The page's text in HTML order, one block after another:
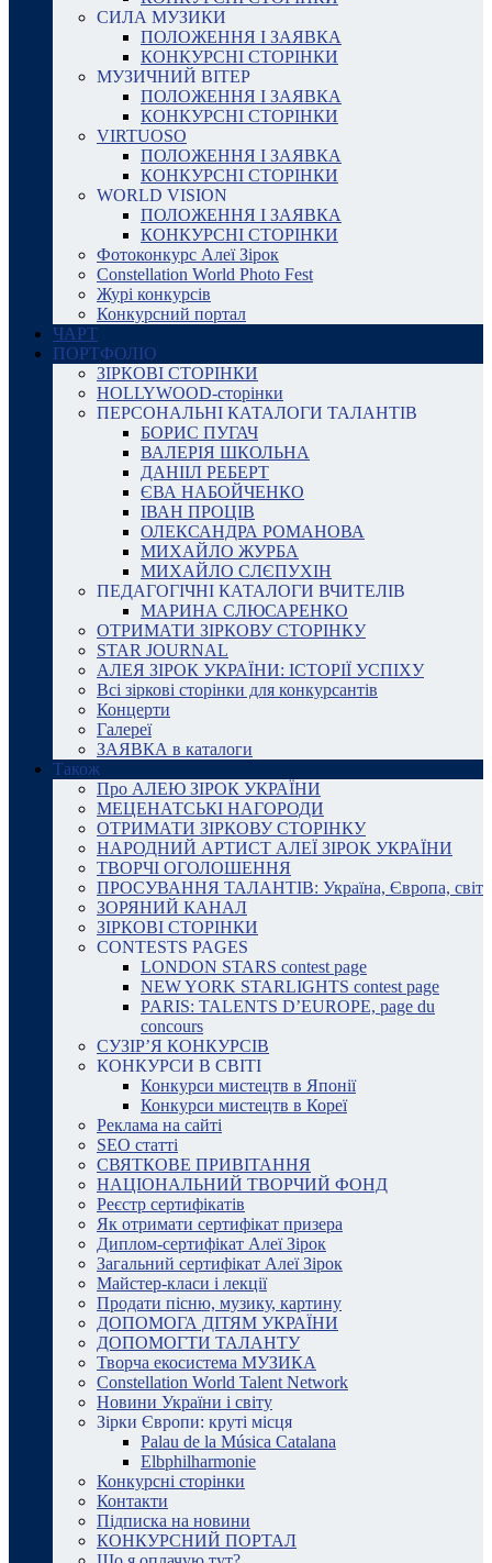
СИЛА МУЗИКИ
ПОЛОЖЕННЯ І ЗАЯВКА
КОНКУРСНІ СТОРІНКИ
МУЗИЧНИЙ ВІТЕР
ПОЛОЖЕННЯ І ЗАЯВКА
КОНКУРСНІ СТОРІНКИ
VIRTUOSO
ПОЛОЖЕННЯ І ЗАЯВКА
КОНКУРСНІ СТОРІНКИ
WORLD VISION
ПОЛОЖЕННЯ І ЗАЯВКА
КОНКУРСНІ СТОРІНКИ
Фотоконкурс Алеї Зірок
Constellation World Photo Fest
Журі конкурсів
Конкурсний портал
ЧАРТ
ПОРТФОЛІО
ЗІРКОВІ СТОРІНКИ
HOLLYWOOD-сторінки
ПЕРСОНАЛЬНІ КАТАЛОГИ ТАЛАНТІВ
БОРИС ПУГАЧ
ВАЛЕРІЯ ШКОЛЬНА
ДАНІІЛ РЕБЕРТ
ЄВА НАБОЙЧЕНКО
ІВАН ПРОЦІВ
ОЛЕКСАНДРА РОМАНОВА
МИХАЙЛО ЖУРБА
МИХАЙЛО СЛЄПУХІН
ПЕДАГОГІЧНІ КАТАЛОГИ ВЧИТЕЛІВ
МАРИНА СЛЮСАРЕНКО
ОТРИМАТИ ЗІРКОВУ СТОРІНКУ
STAR JOURNAL
АЛЕЯ ЗІРОК УКРАЇНИ: ІСТОРІЇ УСПІХУ
Всі зіркові сторінки для конкурсантів
Концерти
Галереї
ЗАЯВКА в каталоги
Також
Про АЛЕЮ ЗІРОК УКРАЇНИ
МЕЦЕНАТСЬКІ НАГОРОДИ
ОТРИМАТИ ЗІРКОВУ СТОРІНКУ
НАРОДНИЙ АРТИСТ АЛЕЇ ЗІРОК УКРАЇНИ
ТВОРЧІ ОГОЛОШЕННЯ
ПРОСУВАННЯ ТАЛАНТІВ: Україна, Європа, світ
ЗОРЯНИЙ КАНАЛ
ЗІРКОВІ СТОРІНКИ
CONTESTS PAGES
LONDON STARS contest page
NEW YORK STARLIGHTS contest page
PARIS: TALENTS D’EUROPE, page du
concours
СУЗІР’Я КОНКУРСІВ
КОНКУРСИ В СВІТІ
Конкурси мистецтв в Японії
Конкурси мистецтв в Кореї
Реклама на сайті
SEO статті
СВЯТКОВЕ ПРИВІТАННЯ
НАЦІОНАЛЬНИЙ ТВОРЧИЙ ФОНД
Реєстр сертифікатів
Як отримати сертифікат призера
Диплом-сертифікат Алеї Зірок
Загальний сертифікат Алеї Зірок
Майстер-класи і лекції
Продати пісню, музику, картину
ДОПОМОГА ДІТЯМ УКРАЇНИ
ДОПОМОГТИ ТАЛАНТУ
Творча екосистема МУЗИКА
Constellation World Talent Network
Новини України і світу
Зірки Європи: круті місця
Palau de la Música Catalana
Elbphilharmonie
Конкурсні сторінки
Контакти
Підписка на новини
КОНКУРСНИЙ ПОРТАЛ